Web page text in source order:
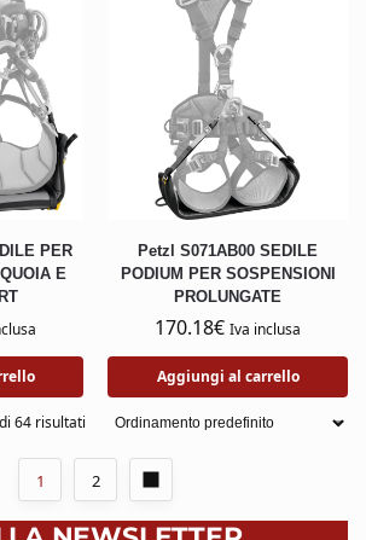
PER
E
Petzl S071AB00 SEDILE
PODIUM PER SOSPENSIONI
PROLUNGATE
170.18€ Iva inclusa
Aggiungi al carrello
64 risultati
1 2